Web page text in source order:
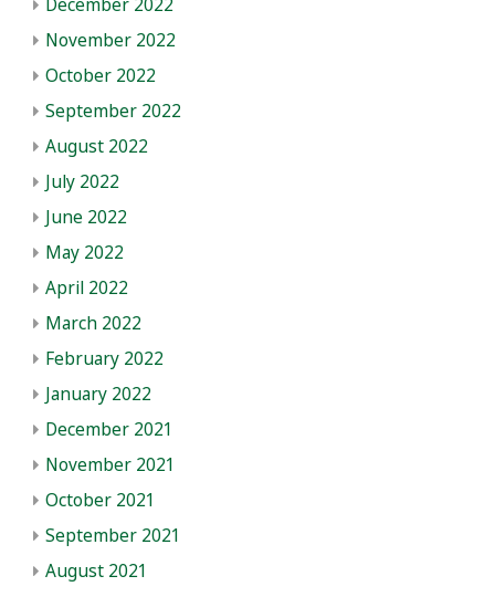
December 2022
November 2022
October 2022
September 2022
August 2022
July 2022
June 2022
May 2022
April 2022
March 2022
February 2022
January 2022
December 2021
November 2021
October 2021
September 2021
August 2021